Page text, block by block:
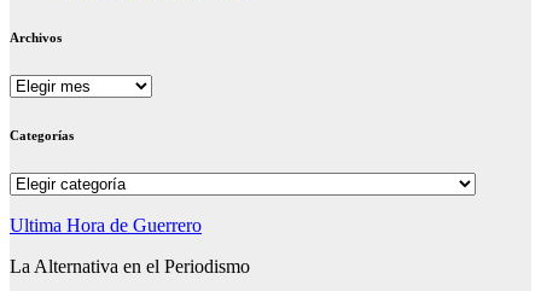
Archivos
Archivos
Categorías
Categorías
Ultima Hora de Guerrero
La Alternativa en el Periodismo